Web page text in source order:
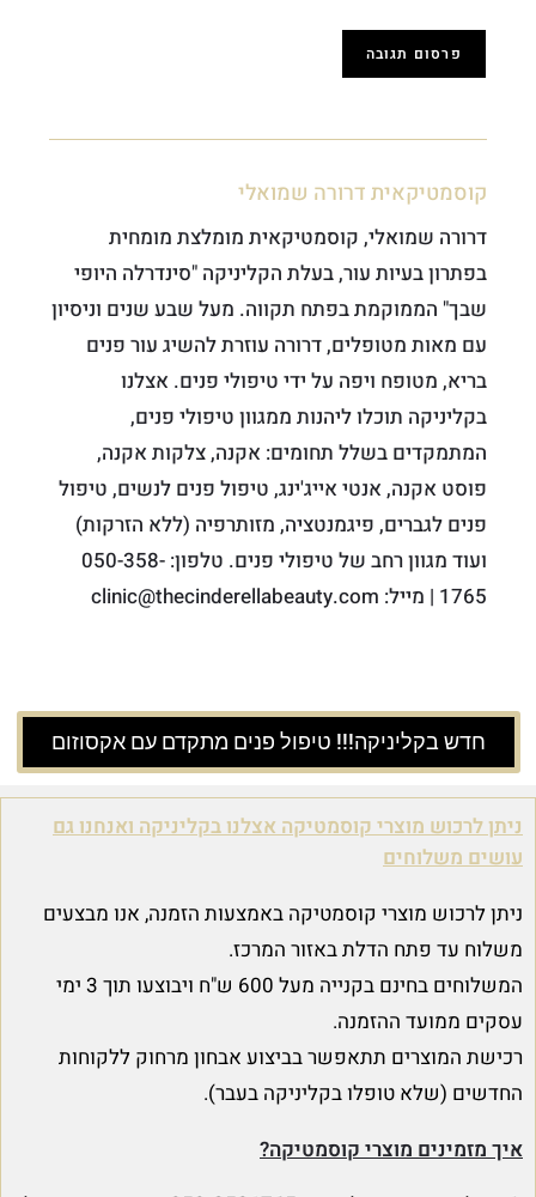
קוסמטיקאית דרורה שמואלי
דרורה שמואלי, קוסמטיקאית מומלצת מומחית
בפתרון בעיות עור, בעלת הקליניקה "סינדרלה היופי
שבך" הממוקמת בפתח תקווה. מעל שבע שנים וניסיון
עם מאות מטופלים, דרורה עוזרת להשיג עור פנים
בריא, מטופח ויפה על ידי טיפולי פנים. אצלנו
בקליניקה תוכלו ליהנות ממגוון טיפולי פנים,
המתמקדים בשלל תחומים: אקנה, צלקות אקנה,
פוסט אקנה, אנטי אייג'ינג, טיפול פנים לנשים, טיפול
פנים לגברים, פיגמנטציה, מזותרפיה (ללא הזרקות)
ועוד מגוון רחב של טיפולי פנים. טלפון: 050-358-
1765 | מייל: clinic@thecinderellabeauty.com
חדש בקליניקה!!! טיפול פנים מתקדם עם אקסוזום
ניתן לרכוש מוצרי קוסמטיקה אצלנו בקליניקה ואנחנו גם
עושים משלוחים
ניתן לרכוש מוצרי קוסמטיקה באמצעות הזמנה, אנו מבצעים
משלוח עד פתח הדלת באזור המרכז.
המשלוחים בחינם בקנייה מעל 600 ש"ח ויבוצעו תוך 3 ימי
עסקים ממועד ההזמנה.
רכישת המוצרים תתאפשר בביצוע אבחון מרחוק ללקוחות
החדשים (שלא טופלו בקליניקה בעבר).
איך מזמינים מוצרי קוסמטיקה?